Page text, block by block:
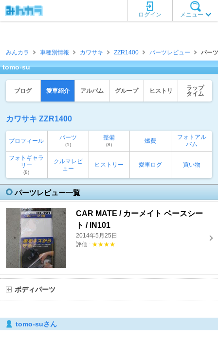
メニュー
ログイン
みんカラ 車種別情報 カワサキ ZZR1400 パーツレビュー パー
tomo-su
ブログ 愛車紹介 アルバム グループ ヒストリ
ラップ
タイム
カワサキ ZZR1400
プロフィール パーツ
(1)
整備
(8)
燃費
フォトアル
バム
フォトギャラ
リー
(8)
クルマレビ
ュー
ヒストリー 愛車ログ 買い物
パーツレビュー一覧
CAR MATE / カーメイト ベースシー
ト / IN101
2014年5月25日
評価 : ★★★★
ボディパーツ
tomo-suさん